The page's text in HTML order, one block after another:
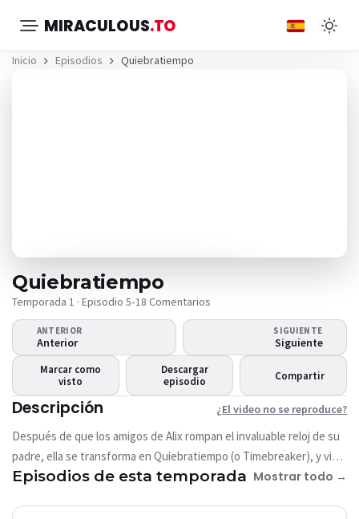
MIRACULOUS.TO
Inicio Episodios Quiebratiempo
¿El video no se reproduce?
Este video no está disponible
actualmente
Quiebratiempo
Temporada 1 · Episodio 5•18 Comentarios
ANTERIOR
Anterior
SIGUIENTE
Siguiente
Marcar como
visto
Descargar
episodio
Compartir
Descripción ¿El video no se reproduce?
Después de que los amigos de Alix rompan el invaluable reloj de su
padre, ella se transforma en Quiebratiempo (o Timebreaker), y viaja
de regreso en el tiempo para salvar el reloj.
Episodios de esta temporada Mostrar todo →